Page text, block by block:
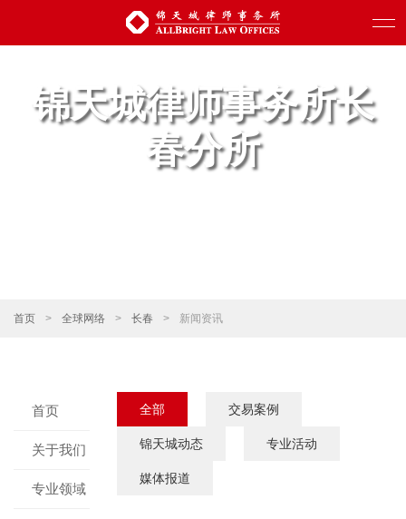
锦天城律师事务所长
春分所
首页 > 全球网络 > 长春 > 新闻资讯
首页
关于我们
专业领域
全部 交易案例
锦天城动态 专业活动
媒体报道